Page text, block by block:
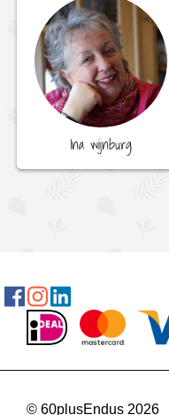
Ina wijnburg
© 60plusEndus 2026